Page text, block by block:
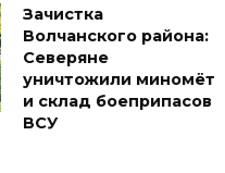
Зачистка
Волчанского района:
Северяне
уничтожили миномёт
и склад боеприпасов
ВСУ